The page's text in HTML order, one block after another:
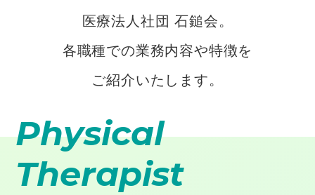
医療法人社団 石鎚会。
各職種での業務内容や特徴を
ご紹介いたします。
Physical
Therapist